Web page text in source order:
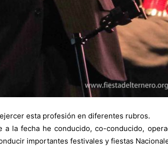
esta profesión en diferentes rubros.
a la fecha he conducido, co-conducido,
importantes festivales y fiestas